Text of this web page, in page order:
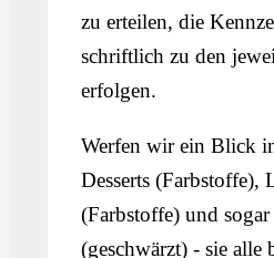
zu erteilen, die
schriftlich zu den
erfolgen.
Werfen wir ein Blick
Desserts (Farbstoffe),
(Farbstoffe) und
(geschwärzt) - sie alle